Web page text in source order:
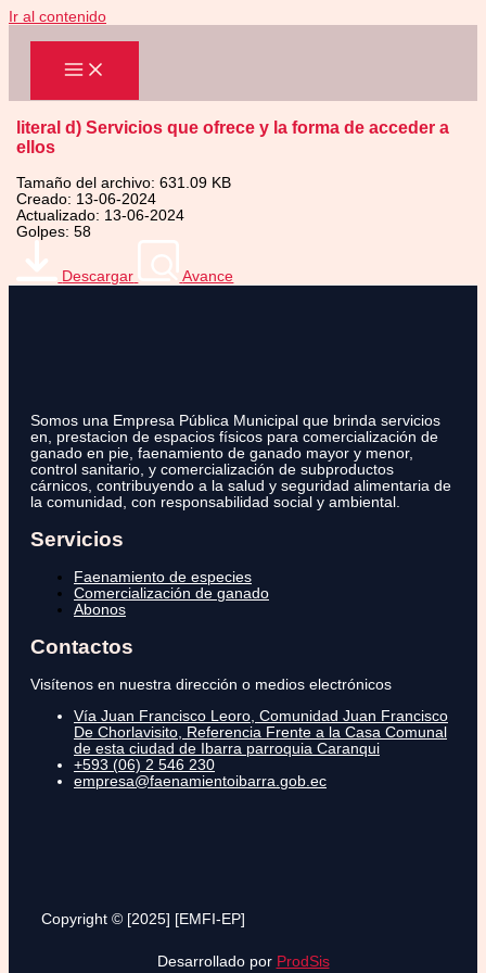
Ir al contenido
literal d) Servicios que ofrece y la forma de acceder a
ellos
Tamaño del archivo: 631.09 KB
Creado: 13-06-2024
Actualizado: 13-06-2024
Golpes: 58
Descargar Avance
Somos una Empresa Pública Municipal que brinda servicios
en, prestacion de espacios físicos para comercialización de
ganado en pie, faenamiento de ganado mayor y menor,
control sanitario, y comercialización de subproductos
cárnicos, contribuyendo a la salud y seguridad alimentaria de
la comunidad, con responsabilidad social y ambiental.
Servicios
Faenamiento de especies
Comercialización de ganado
Abonos
Contactos
Visítenos en nuestra dirección o medios electrónicos
Vía Juan Francisco Leoro, Comunidad Juan Francisco
De Chorlavisito, Referencia Frente a la Casa Comunal
de esta ciudad de Ibarra parroquia Caranqui
+593 (06) 2 546 230
empresa@faenamientoibarra.gob.ec
Copyright © [2025] [EMFI-EP]
Desarrollado por ProdSis